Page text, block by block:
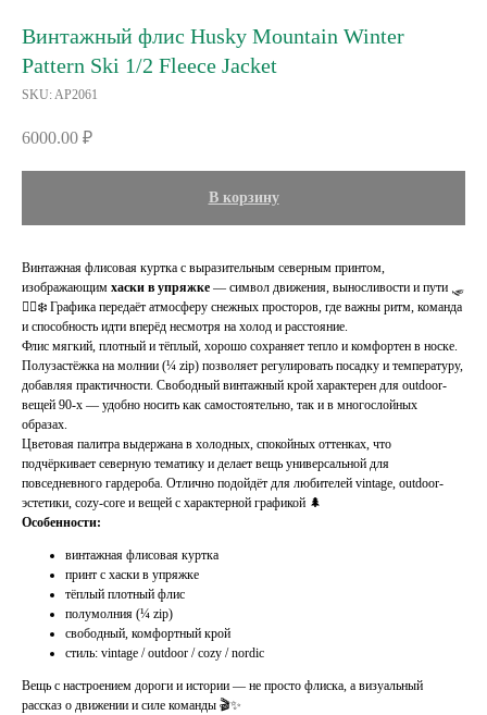
Винтажный флис Husky Mountain Winter
Pattern Ski 1/2 Fleece Jacket
SKU:AP2061
6000.00 ₽
В корзину
Винтажная флисовая куртка с выразительным северным принтом,
изображающим хаски в упряжке — символ движения, выносливости и пути 🛷
🐕‍🦺❄️ Графика передаёт атмосферу снежных просторов, где важны ритм, команда
и способность идти вперёд несмотря на холод и расстояние.
Флис мягкий, плотный и тёплый, хорошо сохраняет тепло и комфортен в носке.
Полузастёжка на молнии (¼ zip) позволяет регулировать посадку и температуру,
добавляя практичности. Свободный винтажный крой характерен для outdoor-
вещей 90-х — удобно носить как самостоятельно, так и в многослойных
образах.
Цветовая палитра выдержана в холодных, спокойных оттенках, что
подчёркивает северную тематику и делает вещь универсальной для
повседневного гардероба. Отлично подойдёт для любителей vintage, outdoor-
эстетики, cozy-core и вещей с характерной графикой 🌲
Особенности:
винтажная флисовая куртка
принт с хаски в упряжке
тёплый плотный флис
полумолния (¼ zip)
свободный, комфортный крой
стиль: vintage / outdoor / cozy / nordic
Вещь с настроением дороги и истории — не просто флиска, а визуальный
рассказ о движении и силе команды 🎬✨